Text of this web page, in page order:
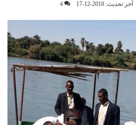
آخر تحديث: 2018-12-17 4